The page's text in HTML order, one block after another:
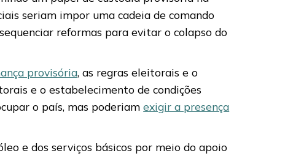
seriam impor uma cadeia de comando
reformas para evitar o colapso do
provisória, as regras eleitorais e o
e o estabelecimento de condições
o país, mas poderiamexigir a presença
e dos serviços básicos por meio do apoio